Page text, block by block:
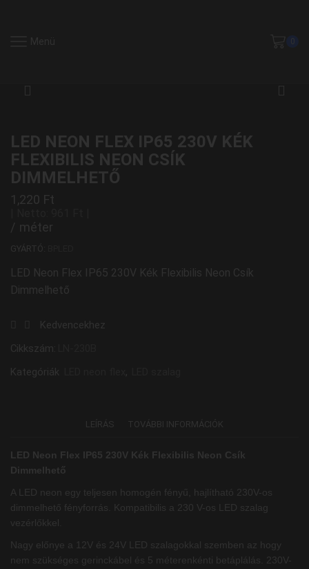
LED NEON FLEX IP65 230V KÉK
FLEXIBILIS NEON CSÍK
DIMMELHETŐ
1,220 Ft
/ méter
GYÁRTÓ:
LED Neon Flex IP65 230V Kék Flexibilis Neon Csík
Dimmelhető
Kedvencekhez
Cikkszám:
Kategóriák
,
LEÍRÁS TOVÁBBI INFORMÁCIÓK
LED Neon Flex IP65 230V Kék Flexibilis Neon Csík
Dimmelhető
A LED neon egy teljesen homogén fényű, hajlítható 230V-os
dimmelhető fényforrás. Kompatibilis a 230 V-os LED szalag
vezérlőkkel.
Nagy előnye a 12V és 24V LED szalagokkal szemben az hogy
nem szükséges gerinckábel és 5 méterenkénti betáplálás. 230V-